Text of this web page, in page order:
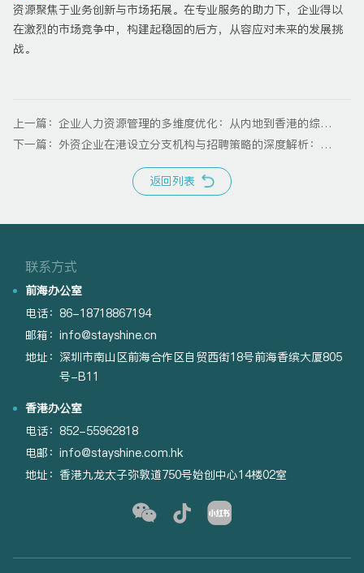
资源聚焦于业务创新与市场拓展。在专业服务的助力下，企业得以
在激烈的市场竞争中，构建起稳固的后方，从容应对未来的发展挑
战。
上一篇：企业人力资源管理的多维度优化：从内地到香港的综合
服务解析
下一篇：外资企业在港设立分支机构与招聘策略的深度解析：聚
焦香港代表处与招聘流程外包（RPO）
返回列表
联系方式
前海办公室
电话： 86-18718867194
邮箱： info@stayshine.cn
地址： 深圳市南山区前海合作区自贸西街18号前海香缤大厦805
号-B11
香港办公室
电话： 852-55962818
电邮： info@stayshine.com.hk
地址： 香港九龙太子弥敦道750号始创中心14楼02室